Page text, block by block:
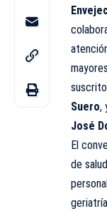
Suero,
José
El
de